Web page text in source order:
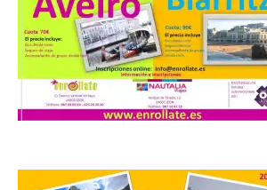
Iberia se convierte en la
primera aerolínea
española en ofrecer wifi a
bordo de Starlink, la
constelación de satélites
más avanzada del mundo, desarrollada
por SpaceX. La incorporación de esta
tecnología forma parte del compromiso